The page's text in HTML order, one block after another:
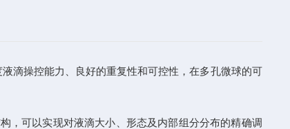
滴操控能力、良好的重复性和可控性，在多孔微球的可
，可以实现对液滴大小、形态及内部组分分布的精确调